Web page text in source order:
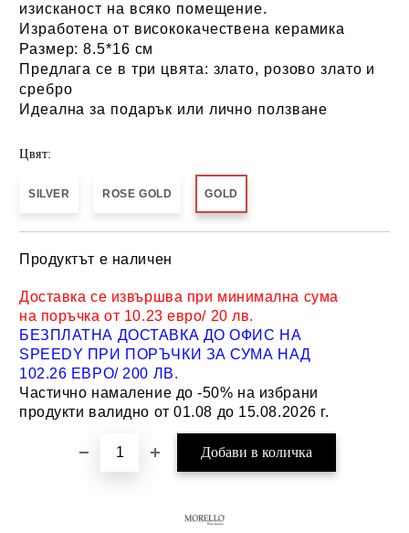
изисканост на всяко помещение.
Изработена от висококачествена керамика
Размер:8.5*16 см
Предлага се в три цвята: злато, розово злато и
сребро
Идеална за подарък или лично ползване
Цвят:
SILVER ROSE GOLD GOLD
Продуктът е наличен
Доставка се извършва при минимална сума
на поръчка от 10.23 евро/ 20 лв.
БЕЗПЛАТНА ДОСТАВКА ДО ОФИС НА
SPEEDY ПРИ ПОРЪЧКИ ЗА СУМА НАД
102.26 ЕВРО/ 200 ЛВ.
Частично намаление до -50% на избрани
продукти валидно от 01.08 до 15.08.2026 г.